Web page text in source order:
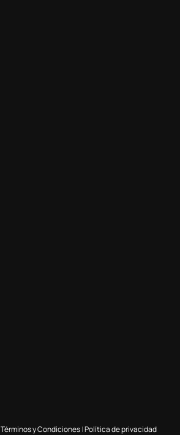
Términos y Condiciones|Política de privacidad